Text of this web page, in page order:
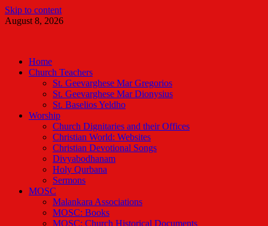
Skip to content
August 8, 2026
Home
Church Teachers
St. Geevarghese Mar Gregorios
St. Geevarghese Mar Dionysius
St. Baselios Yeldho
Worship
Church Dignitaries and their Offices
Christian World: Websites
Christian Devotional Songs
Divyabodhanam
Holy Qurbana
Sermons
MOSC
Malankara Associations
MOSC: Books
MOSC: Church Historical Documents